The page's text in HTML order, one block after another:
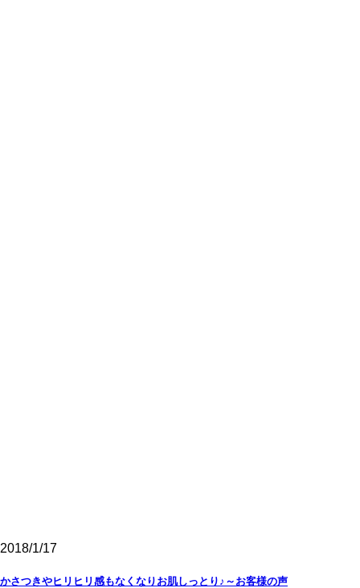
2018/1/17
かさつきやヒリヒリ感もなくなりお肌しっとり♪～お客様の声